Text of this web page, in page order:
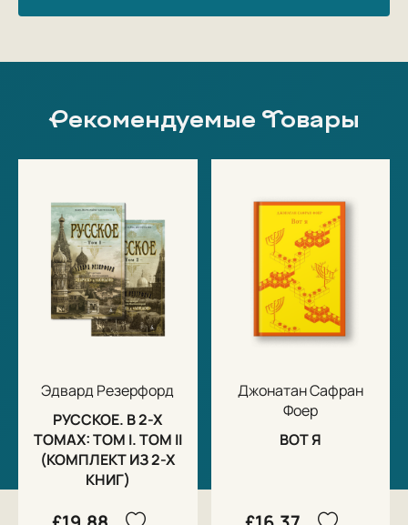
Рекомендуемые Товары
Эдвард Резерфорд
РУССКОЕ. В 2-Х
ТОМАХ: ТОМ I. ТОМ II
(КОМПЛЕКТ ИЗ 2-Х
КНИГ)
Джонатан Сафран
Фоер
ВОТ Я